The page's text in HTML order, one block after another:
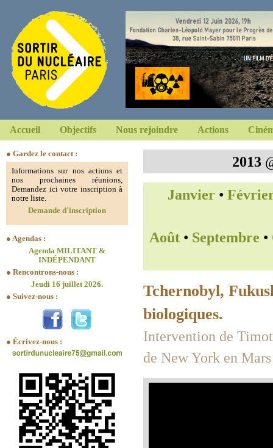
Accueil Objectifs Nous rejoindre Actions
● Gardez le contact :
Informations sur nos actions et
nos prochaines réunions,
Demandez ici votre inscription à
notre liste.
Demande d'inscription
● Agendas :
Agenda MILITANT &
INDÉPENDANT
● Rencontrons-nous :
Jeudi 16 juillet 2026.
● Suivez-nous :
● Écrivez-nous :
2013
Janvier •
Août • Septembre •
Tchernobyl,
biologiques.
Intervention de
de New York en